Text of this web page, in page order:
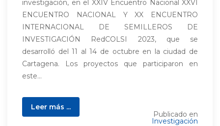
investigación, en el XXIV Encuentro Nacional XXVI
ENCUENTRO NACIONAL Y XX ENCUENTRO
INTERNACIONAL DE SEMILLEROS DE
INVESTIGACIÓN RedCOLSI 2023, que se
desarrolló del 11 al 14 de octubre en la ciudad de
Cartagena. Los proyectos que participaron en
este...
Leer más ...
Publicado en
Investigación